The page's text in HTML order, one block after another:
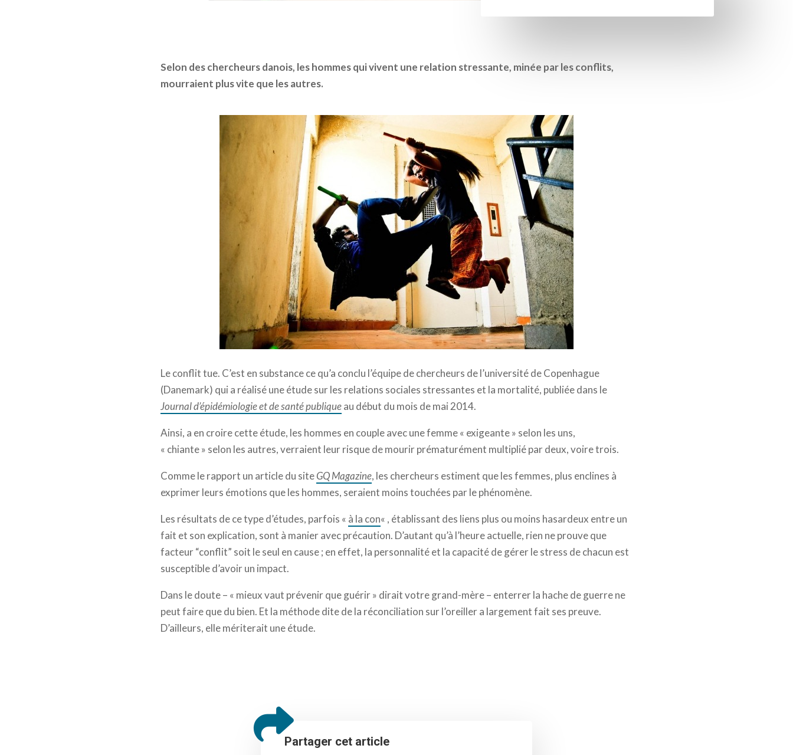
Selon des chercheurs danois, les hommes qui vivent une relation stressante, minée par les conflits,
mourraient plus vite que les autres.
Le conflit tue. C’est en substance ce qu’a conclu l’équipe de chercheurs de l’université de Copenhague
(Danemark) qui a réalisé une étude sur les relations sociales stressantes et la mortalité, publiée dans le
Journal d’épidémiologie et de santé publiqueau début du mois de mai 2014.
Ainsi, a en croire cette étude, les hommes en couple avec une femme « exigeante » selon les uns,
« chiante » selon les autres, verraient leur risque de mourir prématurément multiplié par deux, voire trois.
Comme le rapport un article du siteGQ Magazine, les chercheurs estiment que les femmes, plus enclines à
exprimer leurs émotions que les hommes, seraient moins touchées par le phénomène.
Les résultats de ce type d’études, parfois « à la con« , établissant des liens plus ou moins hasardeux entre un
fait et son explication, sont à manier avec précaution. D’autant qu’à l’heure actuelle, rien ne prouve que
facteur “conflit” soit le seul en cause ; en effet, la personnalité et la capacité de gérer le stress de chacun est
susceptible d’avoir un impact.
Dans le doute – « mieux vaut prévenir que guérir » dirait votre grand-mère – enterrer la hache de guerre ne
peut faire que du bien. Et la méthode dite de la réconciliation sur l’oreiller a largement fait ses preuve.
D’ailleurs, elle mériterait une étude.
Partager cet article